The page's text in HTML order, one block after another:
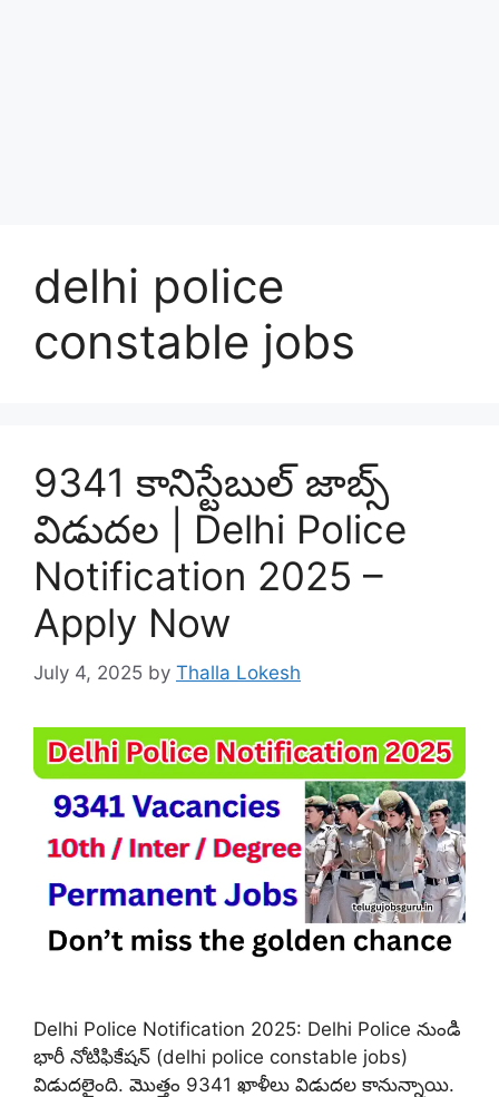
delhi police
constable jobs
9341 కానిస్టేబుల్ జాబ్స్
విడుదల | Delhi Police
Notification 2025 –
Apply Now
July 4, 2025 by Thalla Lokesh
Delhi Police Notification 2025: Delhi Police నుండి
భారీ నోటిఫికేషన్ (delhi police constable jobs)
విడుదలైంది. మొత్తం 9341 ఖాళీలు విడుదల కానున్నాయి.